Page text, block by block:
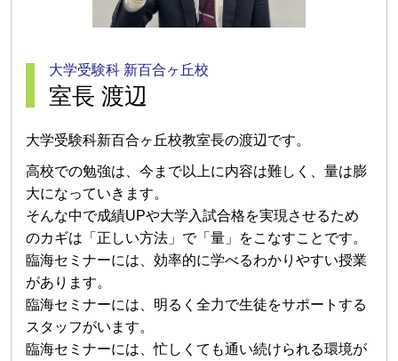
大学受験科 新百合ヶ丘校
室長 渡辺
大学受験科新百合ヶ丘校教室長の渡辺です。
高校での勉強は、今まで以上に内容は難しく、量は膨
大になっていきます。
そんな中で成績UPや大学入試合格を実現させるため
のカギは「正しい方法」で「量」をこなすことです。
臨海セミナーには、効率的に学べるわかりやすい授業
があります。
臨海セミナーには、明るく全力で生徒をサポートする
スタッフがいます。
臨海セミナーには、忙しくても通い続けられる環境が